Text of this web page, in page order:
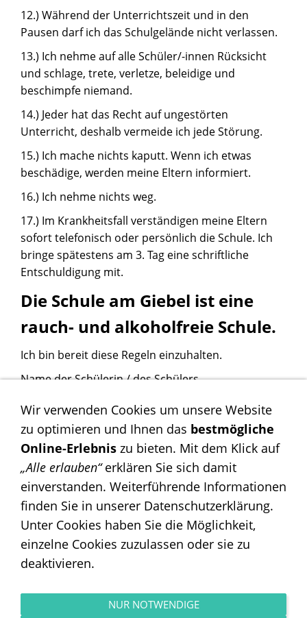
12.) Während der Unterrichtszeit und in den
Pausen darf ich das Schulgelände nicht verlassen.
13.) Ich nehme auf alle Schüler/-innen Rücksicht
und schlage, trete, verletze, beleidige und
beschimpfe niemand.
14.) Jeder hat das Recht auf ungestörten
Unterricht, deshalb vermeide ich jede Störung.
15.) Ich mache nichts kaputt. Wenn ich etwas
beschädige, werden meine Eltern informiert.
16.) Ich nehme nichts weg.
17.) Im Krankheitsfall verständigen meine Eltern
sofort telefonisch oder persönlich die Schule. Ich
bringe spätestens am 3. Tag eine schriftliche
Entschuldigung mit.
Die Schule am Giebel ist eine
rauch- und alkoholfreie Schule.
Ich bin bereit diese Regeln einzuhalten.
Name der Schülerin / des Schülers
........................................................
Kenntnisnahme durch die Erziehungsberechtigten
.........................................................
Wir verwenden Cookies um unsere Website
zu optimieren und Ihnen das bestmögliche
Online-Erlebnis zu bieten. Mit dem Klick auf
„Alle erlauben“erklären Sie sich damit
einverstanden. Weiterführende Informationen
finden Sie in unserer Datenschutzerklärung.
Unter Cookies haben Sie die Möglichkeit,
einzelne Cookies zuzulassen oder sie zu
deaktivieren.
NUR NOTWENDIGE